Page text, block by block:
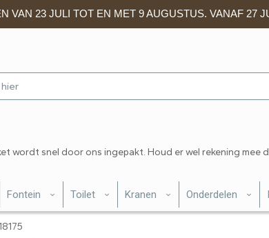
VAN 23 JULI TOT EN MET 9 AUGUSTUS. VANAF 27
wordt snel door ons ingepakt. Houd er wel rekening
Fontein Toilet Kranen Onderdelen